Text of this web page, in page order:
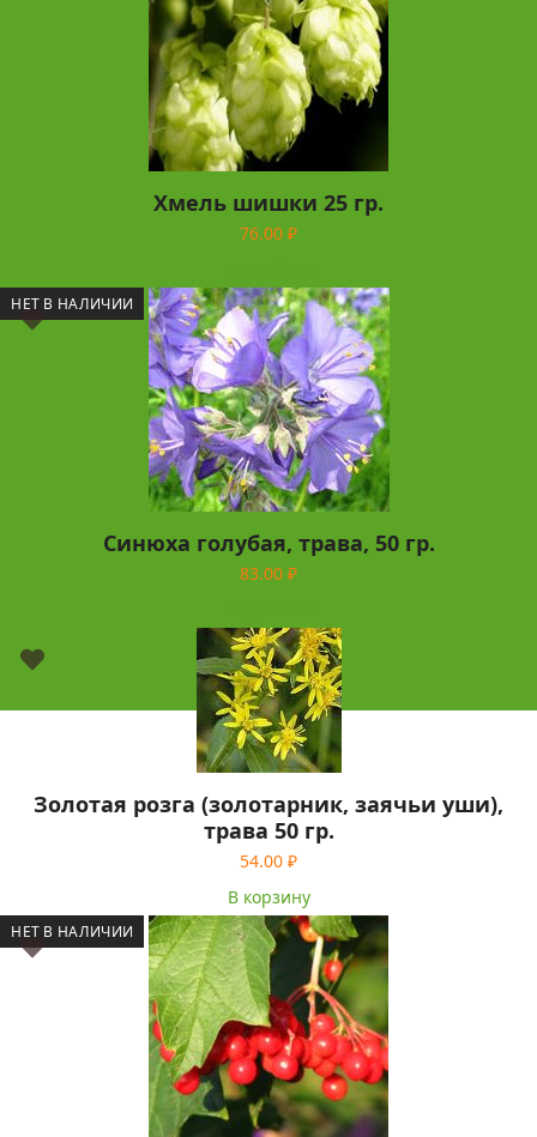
Хмель шишки 25 гр.
76.00 ₽
НЕТ В НАЛИЧИИ
Синюха голубая, трава, 50 гр.
83.00 ₽
Золотая розга (золотарник, заячьи уши),
трава 50 гр.
54.00 ₽
В корзину
НЕТ В НАЛИЧИИ